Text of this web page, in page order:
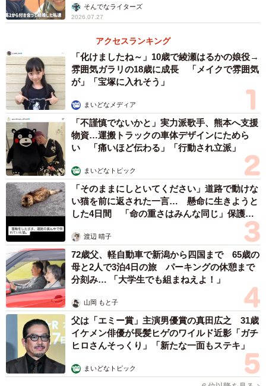
か。
クリスマスという一大イベントが人の価値観を変えるの
か、それとも本音を引き出すのか。少なくともC子さんにと
って、「クリスマス限定の恋人」という発想は、今でも強
く印象に残っているそうです。
今年も街に溢れるであろう恋人たち。もしかしたらこのう
ちの何人かは、期間限定の恋人かも…？と想像してみる
と、なんとも言えない気持ちになってしまいます。しか
し、たとえ期間限定でも、真剣でも、人それぞれの恋愛ス
タイルがある――そう考えると、恋の形はひとつじゃない
し、自分ひとりだけの価値観では語れないものだ、とも考
どんな形であれ「楽しかった」と思える瞬間があったな
ら、それも一つの恋愛なのかもしれませんね。
◇ ◇
【出典】婚活ポータルサイト「オミカレ」
https://party-calendar.net/blog/christmas-
2023.html#kekkon05
そんでなライターズ
2026.07.27
アクセスランキング
「化けましたね～」10歳で綾瀬はるかの娘役→
雰囲気ガラリの18歳に成長 「メイクで雰囲気
が」「宝塚に入れそう」
まいどなメディア
「不謹慎でないかと」実力派歌手、熊本へ支援
物資…運搬トラックの車体デザインにためら
い 「痛いほど伝わる」「行動され立派」
まいどなトピック
「そのままにしといてください」道路で動けな
い猫を前に返された一言… 懸命に生きようと
した4日間 「命の重さはみんな同じ」保護団
渡辺 晴子
72歳父、軽自動車で新潟から四国まで 65歳の
母と2人で3泊4日の旅 パーキングの休憩まで
分刻み… 「大学生でも組まねえよ！」
山岡 もと子
父は「エミー賞」主演男優賞の真田広之 31歳
イケメン俳優が長髪ヒゲのワイルド近影「ガチ
ヒロさんそっくり」「新たな一面もステキ」
まいどなトピック